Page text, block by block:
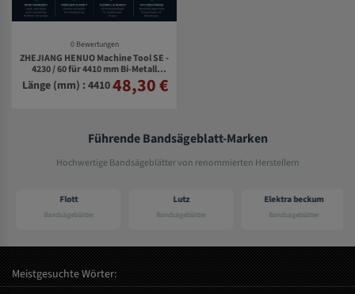
0 Bewertungen
ZHEJIANG HENUO Machine Tool SE -
4230 / 60 für 4410 mm Bi-Metall
Bandsägeblätter
Länge (mm) : 441048,30 €
Führende Bandsägeblatt-Marken
Hochwertige Bandsägeblätter von renommierten Herstellern
Flott
Bandsägeblätter
Lutz
Bandsägeblätter
Elektra beckum
Bandsägeblätter
Meistgesuchte Wörter: